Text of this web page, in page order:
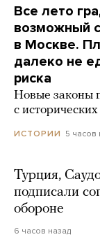
Все лето
возможный
в Москве.
далеко не
риска
Новые законы
с
ИСТОРИИ 5 часов
Турция,
подписали
обороне
6 часов назад